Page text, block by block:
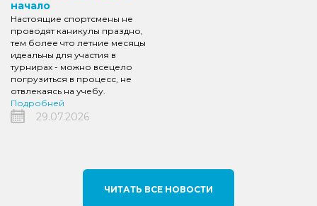
начало
Настоящие спортсмены не
проводят каникулы праздно,
тем более что летние месяцы
идеальны для участия в
турнирах - можно всецело
погрузиться в процесс, не
отвлекаясь на учебу.
Подробней
29.07.2026
ЧИТАТЬ ВСЕ НОВОСТИ